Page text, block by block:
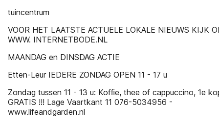
tuincentrum
VOOR HET LAATSTE ACTUELE LOKALE NIEUWS KIJK
WWW. INTERNETBODE.NL
MAANDAG en DINSDAG ACTIE
Etten-Leur IEDERE ZONDAG OPEN 11 - 17 u
Zondag tussen 11 - 13 u: Kofﬁe, thee of cappuccino, 1e
GRATIS !!! Lage Vaartkant 11 076-5034956 -
www.lifeandgarden.nl